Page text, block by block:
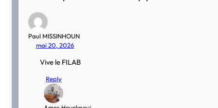
Paul MISSINHOUN
mai 20, 2026
Vive le FILAB
Reply